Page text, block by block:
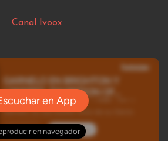
Canal Ivoox